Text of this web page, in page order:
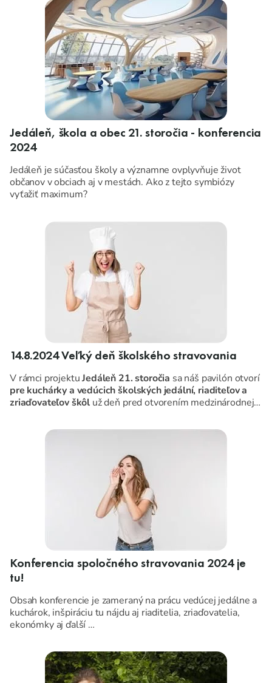
Jedáleň, škola a obec 21. storočia - konferencia
2024
Jedáleň je súčasťou školy a významne ovplyvňuje život
občanov v obciach aj v mestách. Ako z tejto symbiózy
vyťažiť maximum?
preberať problematika školskej jedálne v súvislostiach z
pohľadu riaditeľov a zriaďovateľov škôl.
14.8.2024 Veľký deň školského stravovania
V rámci projektuJedáleň 21. storočia sa náš pavilón otvorí
pre kuchárky a vedúcich školských jedální, riaditeľov a
zriaďovateľov škôl už deň pred otvorením medzinárodnej
diskusií, kurzov, workshopov, ale počítame aj s priestorom
Konferencia spoločného stravovania 2024 je
tu!
Obsah konferencie je zameraný na prácu vedúcej jedálne a
kuchárok, inšpiráciu tu nájdu aj riaditelia, zriaďovatelia,
ekonómky aj ďalší …
slovenského školského stravovania.
ZADARMO NA ZÁKLADE REGISTRÁCIE.